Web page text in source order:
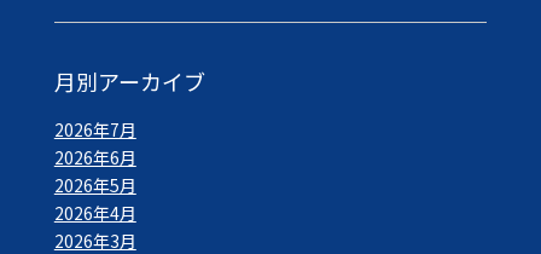
月別アーカイブ
2026年7月
2026年6月
2026年5月
2026年4月
2026年3月